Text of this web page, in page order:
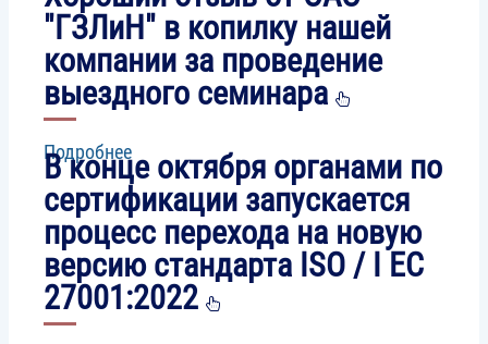
в
каждом
кадре:
мы
переходим
HD!
"ГЗЛиН" в копилку нашей
компании за проведение
выездного семинара
Подробнее
Хороший
отзыв
от
ОАО
"ГЗЛиН"
в
копилку
нашей
В конце октября органами по
сертификации запускается
процесс перехода на новую
версию стандарта ISO / I EC
27001:2022